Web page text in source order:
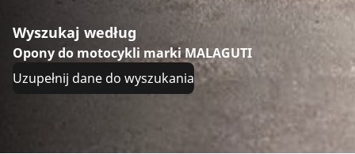
Wyszukaj według
Opony do motocykli marki MALAGUTI
Uzupełnij dane do wyszukania